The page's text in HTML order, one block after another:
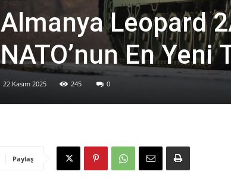
Almanya Leopard
NATO’nun En Yeni
22 Kasım 2025 245 0
Paylaş